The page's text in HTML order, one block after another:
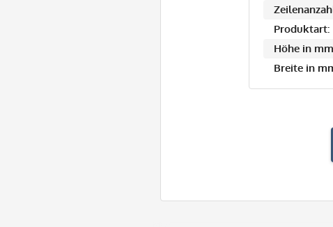
Produktart:
Höhe in
Breite in